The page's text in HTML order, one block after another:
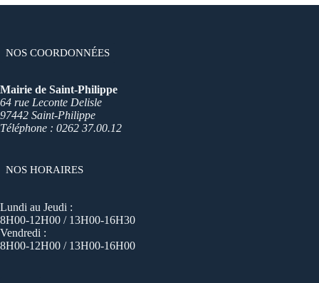
NOS COORDONNÉES
Mairie de Saint-Philippe
64 rue Leconte Delisle
97442 Saint-Philippe
Téléphone : 0262 37.00.12
NOS HORAIRES
Lundi au Jeudi :
8H00-12H00 / 13H00-16H30
Vendredi :
8H00-12H00 / 13H00-16H00